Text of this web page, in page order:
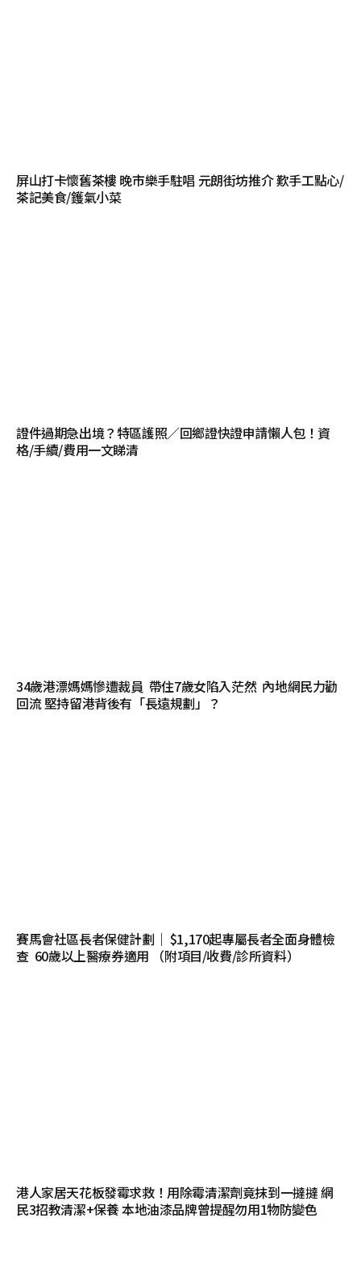
屏山打卡懷舊茶樓 晚市樂手駐唱 元朗街坊推介 歎手工點心/
茶記美食/鑊氣小菜
證件過期急出境？特區護照／回鄉證快證申請懶人包！資
格/手續/費用一文睇清
34歲港漂媽媽慘遭裁員 帶住7歲女陷入茫然 內地網民力勸
回流 堅持留港背後有「長遠規劃」？
賽馬會社區長者保健計劃｜ $1,170起專屬長者全面身體檢
查 60歲以上醫療券適用 （附項目/收費/診所資料）
港人家居天花板發霉求救！用除霉清潔劑竟抹到一撻撻 網
民3招教清潔+保養 本地油漆品牌曾提醒勿用1物防變色